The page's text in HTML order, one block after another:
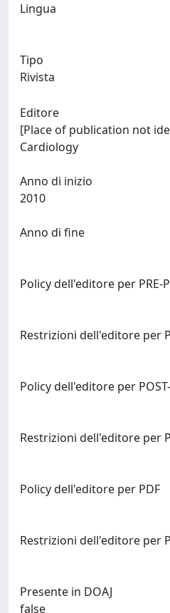
Lingua
Tipo
Rivista
Editore
[Place of publication not
Anno di inizio
Anno di fine
Policy dell'editore per PRE-
Restrizioni dell'editore per
Policy dell'editore per
Restrizioni dell'editore per
Policy dell'editore per PDF
Restrizioni dell'editore per
Presente in DOAJ